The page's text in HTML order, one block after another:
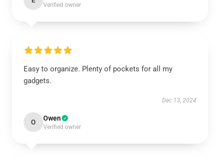
Verified owner
Easy to organize. Plenty of pockets for all my
gadgets.
Dec 13, 2024
O Owen
Verified owner